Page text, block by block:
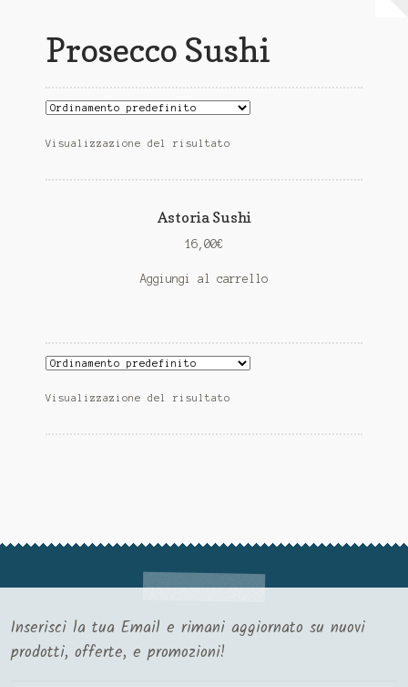
Prosecco Sushi
Visualizzazione del risultato
Astoria Sushi
16,00€
Aggiungi al carrello
Visualizzazione del risultato
Inserisci la tua Email e rimani aggiornato su nuovi
prodotti, offerte, e promozioni!